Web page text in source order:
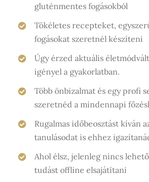
gluténmentes fogásokból
Tökéletes recepteket,
fogásokat szeretnél készíteni
Úgy érzed aktuális
igényel a gyakorlatban.
Több önbizalmat és egy profi
szeretnéd a mindennapi
Rugalmas időbeosztást kíván
tanulásodat is ehhez
Ahol élsz, jelenleg nincs
tudást offline elsajátítani